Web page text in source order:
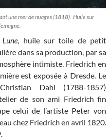
une mer de nuages (1818). Huile sur
, huile sur toile de petit
dans sa production, par sa
intimiste. Friedrich en
est exposée à Dresde. Le
Dahl (1788-1857)
de son ami Friedrich fin
celui de l’artiste Peter von
chez Friedrich en avril 1820.